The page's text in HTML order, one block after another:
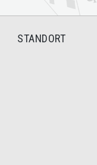
STANDORT